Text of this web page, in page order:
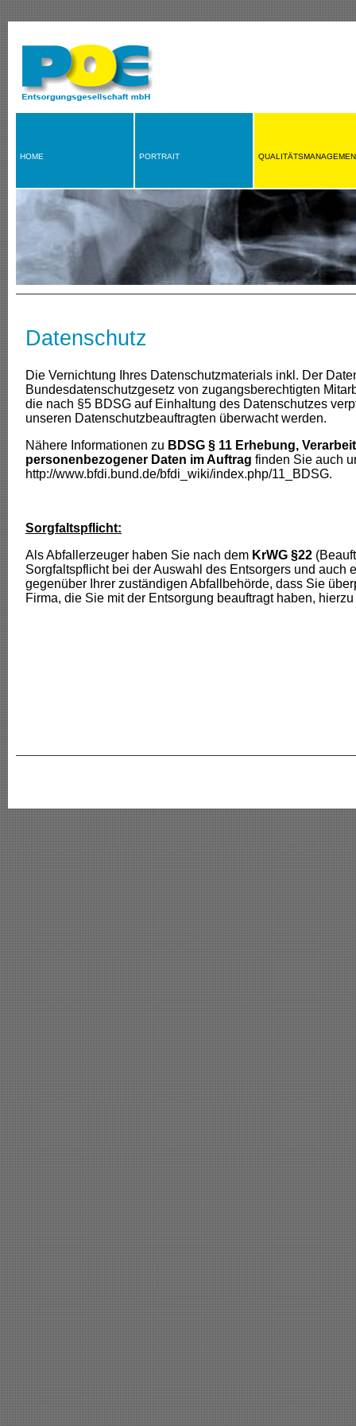
Datenschutz
Die Vernichtung Ihres Datenschutzmaterials inkl. Der
Bundesdatenschutzgesetz von zugangsberechtigten
die nach §5 BDSG auf Einhaltung des Datenschutzes
unseren Datenschutzbeauftragten überwacht werden.
Nähere Informationen zu BDSG § 11 Erhebung,
personenbezogener Daten im Auftrag finden Sie auch
http://www.bfdi.bund.de/bfdi_wiki/index.php/11_BDSG.
Sorgfaltspflicht:
Als Abfallerzeuger haben Sie nach dem KrWG §22
Sorgfaltspflicht bei der Auswahl des Entsorgers und auch
gegenüber Ihrer zuständigen Abfallbehörde, dass Sie
Firma, die Sie mit der Entsorgung beauftragt haben,
HOME PORTRAIT